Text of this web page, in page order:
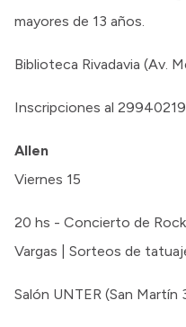
mayores de 13 años.
Biblioteca Rivadavia (Av.
Inscripciones al
Allen
Viernes 15
20 hs - Concierto de
Vargas | Sorteos de
Salón UNTER (San Martín